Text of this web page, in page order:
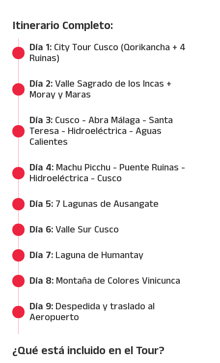
Itinerario Completo:
Día 1:City Tour Cusco (Qorikancha + 4
Ruinas)
12:40 PM - 18:00 / 18:30 PM
Día 2:Valle Sagrado de los Incas +
Moray y Maras
06:30 AM - 19:30 PM
Día 3:Cusco - Abra Málaga - Santa
Teresa - Hidroeléctrica - Aguas
Calientes
06:30 AM - 20:00 PM
Día 4:Machu Picchu - Puente Ruinas -
Hidroeléctrica - Cusco
06:00 AM - 21:45 PM
Día 5:7 Lagunas de Ausangate
06:40 AM - 19:00 / 19:30 PM
Día 6:Valle Sur Cusco
08:30 AM - 15:00 / 15:30 PM
Día 7:Laguna de Humantay
04:30 AM - 17:00 / 17:30 PM
Día 8:Montaña de Colores Vinicunca
04:30 AM - 16:00 / 16:30 PM
Día 9:Despedida y traslado al
Aeropuerto
¿Qué está incluido en el Tour?